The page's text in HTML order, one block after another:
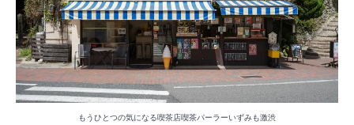
もうひとつの気になる喫茶店喫茶パーラーいずみも激渋